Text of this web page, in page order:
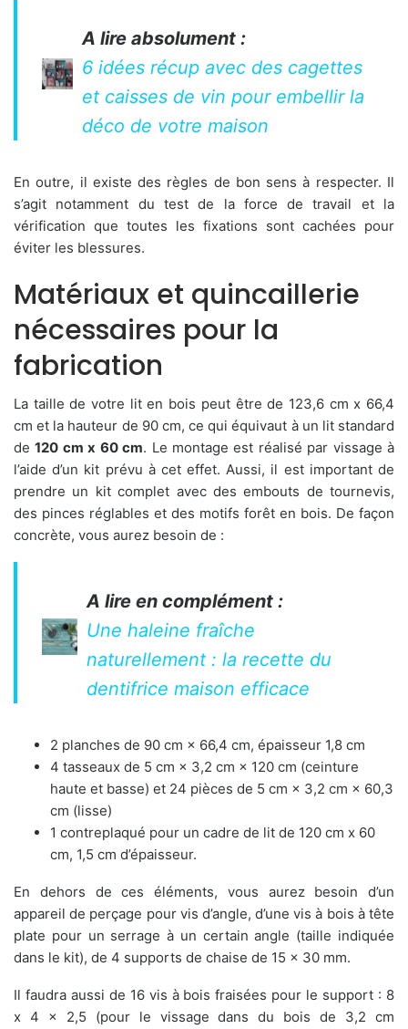
A lire absolument :
6 idées récup avec des cagettes
et caisses de vin pour embellir la
déco de votre maison
En outre, il existe des règles de bon sens à respecter. Il
s’agit notamment du test de la force de travail et la
vérification que toutes les fixations sont cachées pour
éviter les blessures.
Matériaux et quincaillerie
nécessaires pour la
fabrication
La taille de votre lit en bois peut être de 123,6 cm x 66,4
cm et la hauteur de 90 cm, ce qui équivaut à un lit standard
de120 cm x 60 cm. Le montage est réalisé par vissage à
l’aide d’un kit prévu à cet effet. Aussi, il est important de
prendre un kit complet avec des embouts de tournevis,
des pinces réglables et des motifs forêt en bois. De façon
concrète, vous aurez besoin de :
A lire en complément :
Une haleine fraîche
naturellement : la recette du
dentifrice maison efficace
2 planches de 90 cm × 66,4 cm, épaisseur 1,8 cm
4 tasseaux de 5 cm × 3,2 cm × 120 cm (ceinture
haute et basse) et 24 pièces de 5 cm × 3,2 cm × 60,3
cm (lisse)
1 contreplaqué pour un cadre de lit de 120 cm x 60
cm, 1,5 cm d’épaisseur.
En dehors de ces éléments, vous aurez besoin d’un
appareil de perçage pour vis d’angle, d’une vis à bois à tête
plate pour un serrage à un certain angle (taille indiquée
dans le kit), de 4 supports de chaise de 15 x 30 mm.
Il faudra aussi de 16 vis à bois fraisées pour le support : 8
x 4 × 2,5 (pour le vissage dans du bois de 3,2 cm